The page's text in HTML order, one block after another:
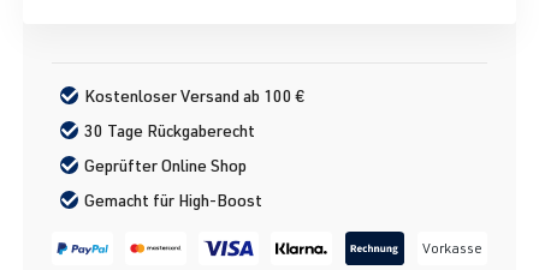
Kostenloser Versand ab 100 €
30 Tage Rückgaberecht
Geprüfter Online Shop
Gemacht für High-Boost
Vorkasse